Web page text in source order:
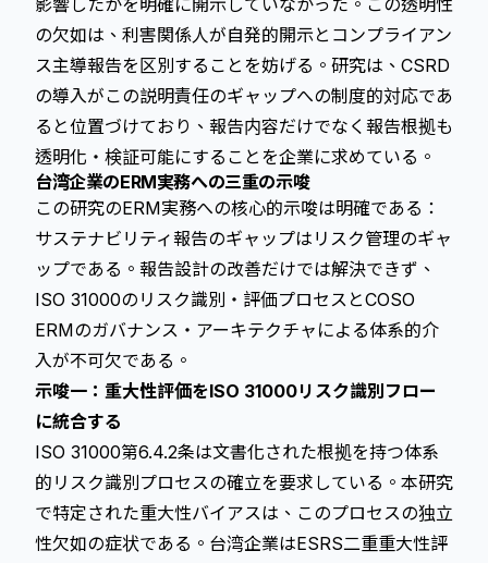
影響したかを明確に開示していなかった。この透明性
の欠如は、利害関係人が自発的開示とコンプライアン
ス主導報告を区別することを妨げる。研究は、CSRD
の導入がこの説明責任のギャップへの制度的対応であ
ると位置づけており、報告内容だけでなく報告根拠も
透明化・検証可能にすることを企業に求めている。
台湾企業のERM実務への三重の示唆
この研究のERM実務への核心的示唆は明確である：
サステナビリティ報告のギャップはリスク管理のギャ
ップである。報告設計の改善だけでは解決できず、
ISO 31000のリスク識別・評価プロセスとCOSO
ERMのガバナンス・アーキテクチャによる体系的介
入が不可欠である。
示唆一：重大性評価をISO 31000リスク識別フロー
に統合する
ISO 31000第6.4.2条は文書化された根拠を持つ体系
的リスク識別プロセスの確立を要求している。本研究
で特定された重大性バイアスは、このプロセスの独立
性欠如の症状である。台湾企業はESRS二重重大性評